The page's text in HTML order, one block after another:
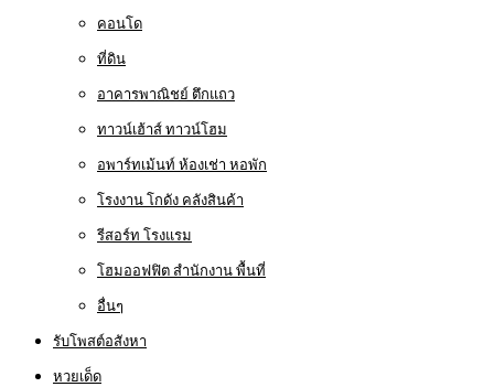
คอนโด
ที่ดิน
อาคารพาณิชย์ ตึกแถว
ทาวน์เฮ้าส์ ทาวน์โฮม
อพาร์ทเม้นท์ ห้องเช่า หอพัก
โรงงาน โกดัง คลังสินค้า
รีสอร์ท โรงแรม
โฮมออฟฟิต สำนักงาน พื้นที่
อื่นๆ
รับโพสต์อสังหา
หวยเด็ด